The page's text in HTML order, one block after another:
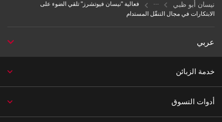
نيسان أبو ظبي
فعالية "نيسان فيوتشرز" تلقي الضوء على
الابتكارات في مجال التنقّل المستدام
عربي
G
E
خدمة الزبائن
G
أدوات التسوق